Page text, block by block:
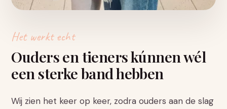
Het werkt echt
Ouders en tieners kúnnen wél
een sterke band hebben
Wij zien het keer op keer, zodra ouders aan de slag